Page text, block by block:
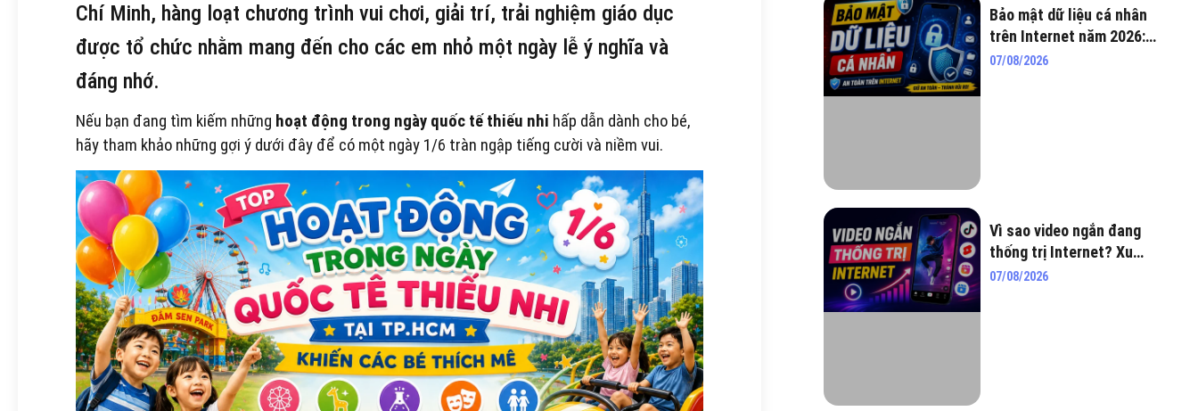
Chí Minh, hàng loạt chương trình vui chơi, giải trí, trải nghiệm giáo dục
được tổ chức nhằm mang đến cho các em nhỏ một ngày lễ ý nghĩa và
đáng nhớ.
Nếu bạn đang tìm kiếm những hoạt động trong ngày quốc tế thiếu nhi hấp dẫn dành cho bé,
hãy tham khảo những gợi ý dưới đây để có một ngày 1/6 tràn ngập tiếng cười và niềm vui.
Bảo mật dữ liệu cá nhân
trên Internet năm 2026:
Tuyệt chiêu “lên đồ” bảo vệ
07/08/2026
Vì sao video ngắn đang
thống trị Internet? Xu
hướng không thể bỏ qua
07/08/2026